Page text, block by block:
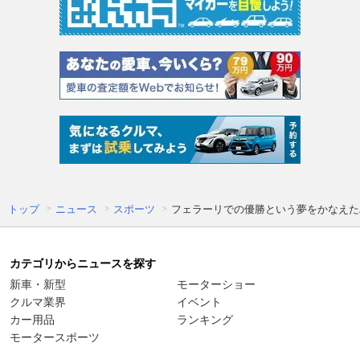
トップ ニュース スポーツ フェラーリでの優勝という夢をかなえ
カテゴリからニュースを探す
新車・新型
クルマ業界
カー用品
モータースポーツ
モーターショー
イベント
ランキング